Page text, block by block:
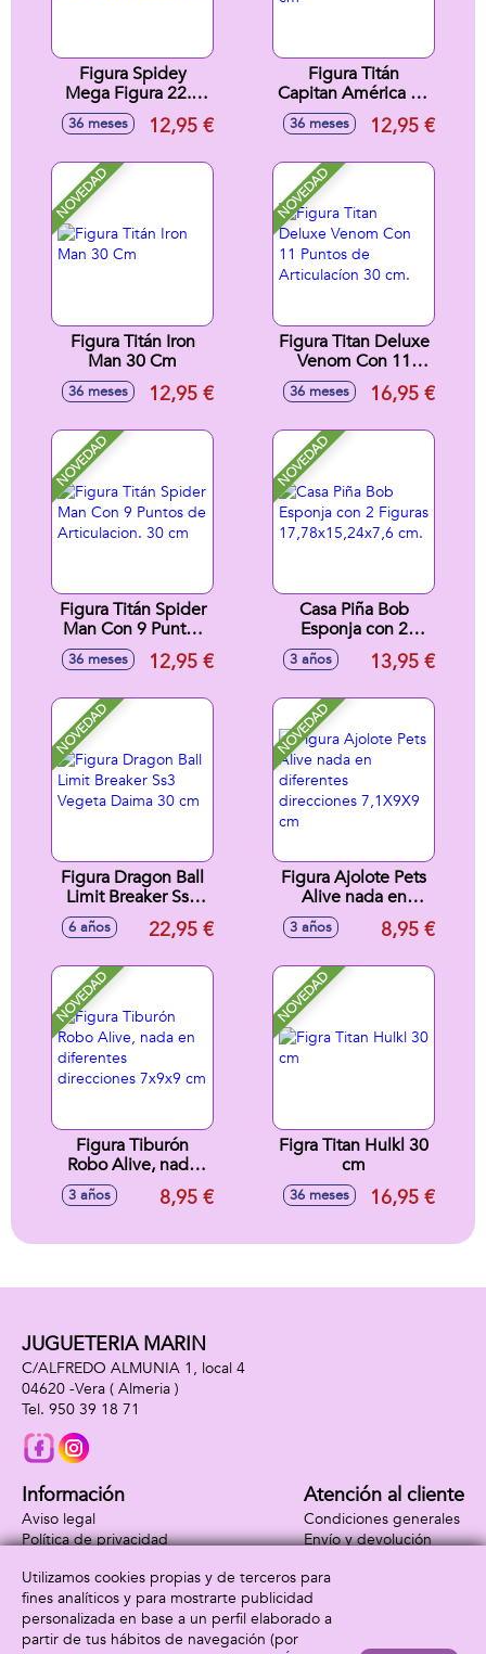
Figura Spidey
Mega Figura 22.8
cm
36 meses 12,95 €
Figura Titán
Capitan América 30
cm
36 meses 12,95 €
NOVEDAD
Figura Titán Iron
Man 30 Cm
36 meses 12,95 €
NOVEDAD
Figura Titan Deluxe
Venom Con 11
Puntos de
Articulacíon 30 cm.
36 meses 16,95 €
NOVEDAD
Figura Titán Spider
Man Con 9 Puntos
de Articulacion. 30
cm
36 meses 12,95 €
NOVEDAD
Casa Piña Bob
Esponja con 2
Figuras
17,78x15,24x7,6
3 años 13,95 €
NOVEDAD
Figura Dragon Ball
Limit Breaker Ss3
Vegeta Daima 30
6 años 22,95 €
NOVEDAD
Figura Ajolote Pets
Alive nada en
diferentes
direcciones
3 años 8,95 €
NOVEDAD
Figura Tiburón
Robo Alive, nada
en diferentes
direcciones 7x9x9
3 años 8,95 €
NOVEDAD
Figra Titan Hulkl 30
cm
36 meses 16,95 €
JUGUETERIA MARIN
C/ALFREDO ALMUNIA 1, local 4
04620 -Vera ( Almeria )
950 39 18 71
Información
Aviso legal
Política de privacidad
Atención al cliente
Condiciones generales
Envío y devolución
Formas de pago
Utilizamos cookies propias y de terceros para
fines analíticos y para mostrarte publicidad
personalizada en base a un perfil elaborado a
partir de tus hábitos de navegación (por